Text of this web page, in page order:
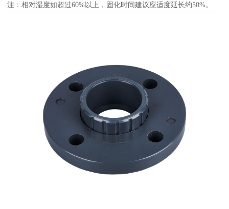
注：相对湿度如超过60%以上，固化时间建议应适度延长约50%。